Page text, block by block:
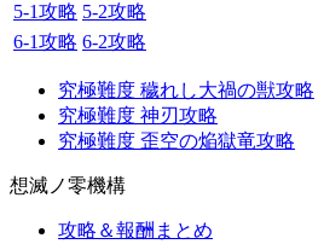
5-1攻略 5-2攻略
6-1攻略 6-2攻略
究極難度 穢れし大禍の獣攻略
究極難度 神刃攻略
究極難度 歪空の焔獄竜攻略
想滅ノ零機構
攻略＆報酬まとめ